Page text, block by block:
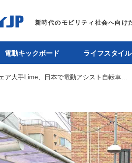
電動キックボード ライフスタイル
電動モビリティシェア大手Lime、日本で電動アシスト自転車「LimeBike」を展開開始。電動キックボードは廃止を完了